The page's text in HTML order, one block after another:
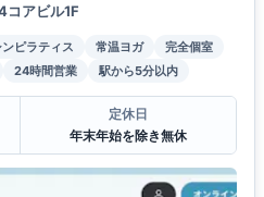
アビル1F
ピラティス 常温ヨガ
完全個室
24時間営業 駅から5分以内
定休日
年末年始を除き無休